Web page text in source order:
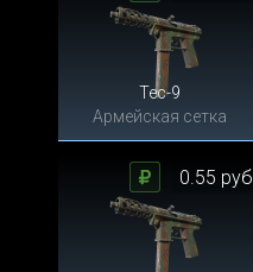
Tec-9
Армейская сетка
0.55 руб